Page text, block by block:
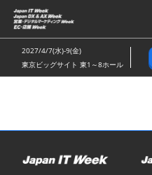
ス
キ
ッ
し
む
2027/4/7(水)-9(金)
東京ビッグサイト 東1～8ホール